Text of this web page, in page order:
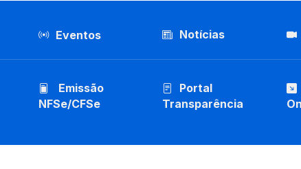
Eventos Notícias
Emissão
NFSe/CFSe
Portal
Transparência